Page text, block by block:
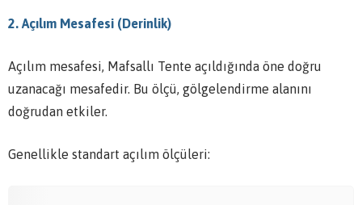
2. Açılım Mesafesi (Derinlik)
Açılım mesafesi, Mafsallı Tente açıldığında öne doğru
uzanacağı mesafedir. Bu ölçü, gölgelendirme alanını
doğrudan etkiler.
Genellikle standart açılım ölçüleri: